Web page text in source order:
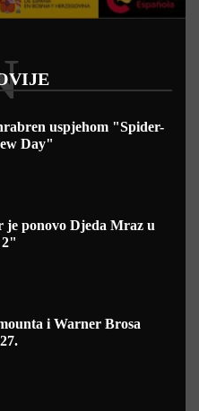
uspjehom "Spider-
Day"
je ponovo Djeda Mraz u
i Warner Brosa